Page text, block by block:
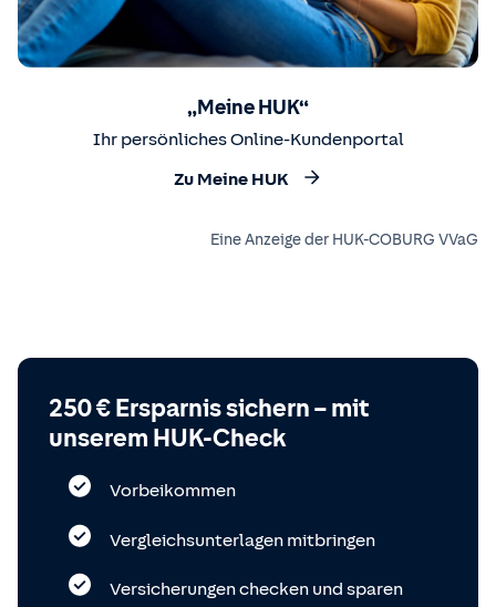
„Meine HUK“
Ihr persönliches Online-Kundenportal
Zu Meine HUK
Eine Anzeige der HUK-COBURG VVaG
250 € Ersparnis sichern – mit
unserem HUK-Check
Vorbeikommen
Vergleichsunterlagen mitbringen
Versicherungen checken und sparen